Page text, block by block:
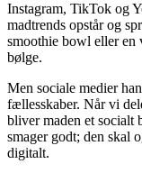
Instagram, TikTok og
madtrends opstår og
smoothie bowl eller en
bølge.
Men sociale medier
fællesskaber. Når vi
bliver maden et socialt
smager godt; den skal
digitalt.